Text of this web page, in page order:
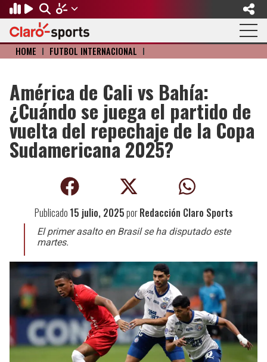
Regresar
FÚTBOL
Fútbol Internacional
Mundial de Clubes
Fútbol de Estufa
Fútbol Femenil
Leagues Cup
Liga de Expansión MX
Liga MX
Selección Mexicana
Regresar
MOTOR
Formula 1
NASCAR
Regresar
BÉISBOL
Mexicano
MLB
Regresar
OLÍMPICOS
Olympic Channel
Paris 2024
Juegos Paralímpicos
Regresar
OTROS DEPORTES
Básquetbol
Fútbol Americano
Lucha Libre
Juegos Panamericanos
Regresar
ACTUALIDAD
Música
Cine y TV
HOME I FÚTBOL INTERNACIONAL I
América de Cali vs Bahía:
¿Cuándo se juega el partido de
vuelta del repechaje de la Copa
Sudamericana 2025?
Publicado 15 julio, 2025porRedacción Claro Sports
El primer asalto en Brasil se ha disputado este
martes.